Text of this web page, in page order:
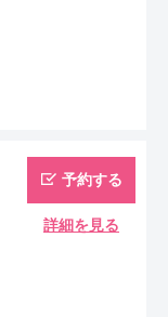
予約する
詳細を見る